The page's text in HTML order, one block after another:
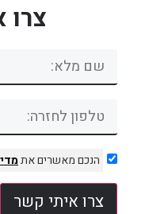
צרו
הנכם מאשרים את
צרו איתי קשר